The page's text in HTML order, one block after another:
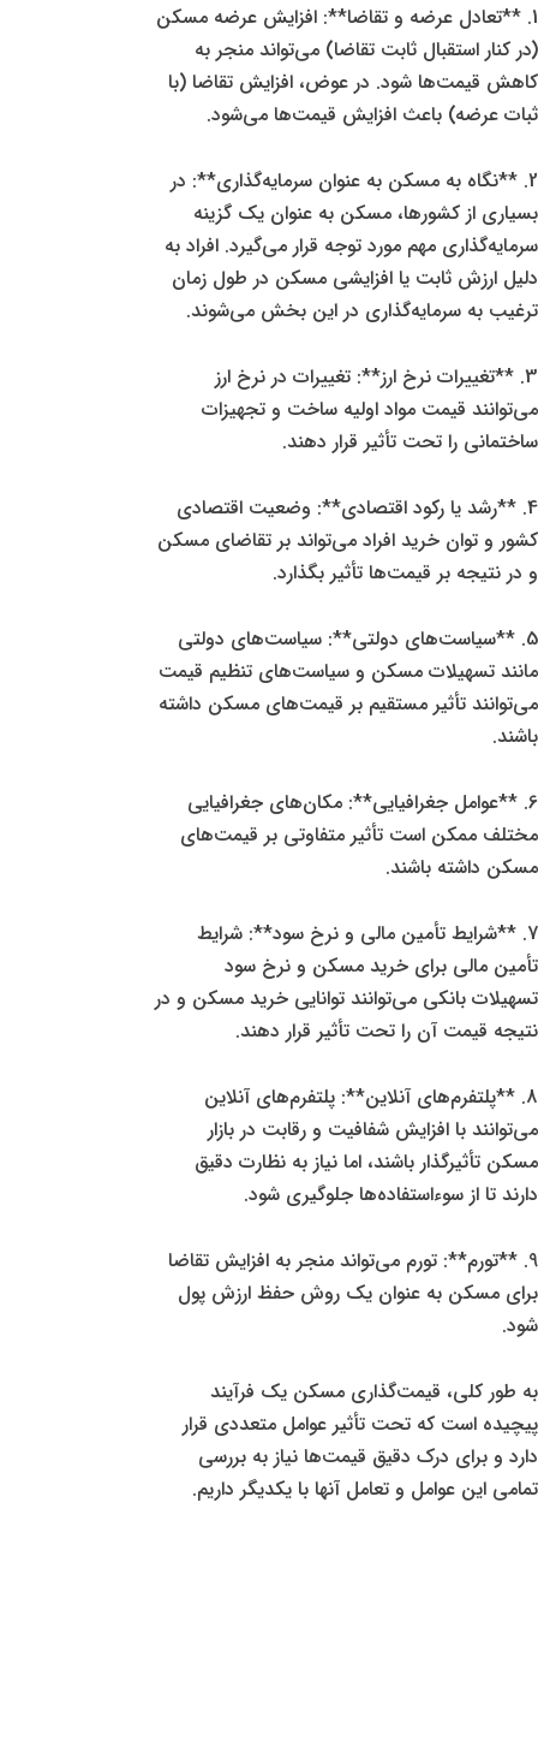
1. **تعادل عرضه و تقاضا**: افزایش عرضه مسکن
(در کنار استقبال ثابت تقاضا) می‌تواند منجر به
کاهش قیمت‌ها شود. در عوض، افزایش تقاضا (با
ثبات عرضه) باعث افزایش قیمت‌ها می‌شود.
2. **نگاه به مسکن به عنوان سرمایه‌گذاری**: در
بسیاری از کشورها، مسکن به عنوان یک گزینه
سرمایه‌گذاری مهم مورد توجه قرار می‌گیرد. افراد به
دلیل ارزش ثابت یا افزایشی مسکن در طول زمان
ترغیب به سرمایه‌گذاری در این بخش می‌شوند.
3. **تغییرات نرخ ارز**: تغییرات در نرخ ارز
می‌توانند قیمت مواد اولیه ساخت و تجهیزات
ساختمانی را تحت تأثیر قرار دهند.
4. **رشد یا رکود اقتصادی**: وضعیت اقتصادی
کشور و توان خرید افراد می‌تواند بر تقاضای مسکن
و در نتیجه بر قیمت‌ها تأثیر بگذارد.
5. **سیاست‌های دولتی**: سیاست‌های دولتی
مانند تسهیلات مسکن و سیاست‌های تنظیم قیمت
می‌توانند تأثیر مستقیم بر قیمت‌های مسکن داشته
باشند.
6. **عوامل جغرافیایی**: مکان‌های جغرافیایی
مختلف ممکن است تأثیر متفاوتی بر قیمت‌های
مسکن داشته باشند.
7. **شرایط تأمین مالی و نرخ سود**: شرایط
تأمین مالی برای خرید مسکن و نرخ سود
تسهیلات بانکی می‌توانند توانایی خرید مسکن و در
نتیجه قیمت آن را تحت تأثیر قرار دهند.
8. **پلتفرم‌های آنلاین**: پلتفرم‌های آنلاین
می‌توانند با افزایش شفافیت و رقابت در بازار
مسکن تأثیرگذار باشند، اما نیاز به نظارت دقیق
دارند تا از سوءاستفاده‌ها جلوگیری شود.
9. **تورم**: تورم می‌تواند منجر به افزایش تقاضا
برای مسکن به عنوان یک روش حفظ ارزش پول
شود.
به طور کلی، قیمت‌گذاری مسکن یک فرآیند
پیچیده است که تحت تأثیر عوامل متعددی قرار
دارد و برای درک دقیق قیمت‌ها نیاز به بررسی
تمامی این عوامل و تعامل آنها با یکدیگر داریم.